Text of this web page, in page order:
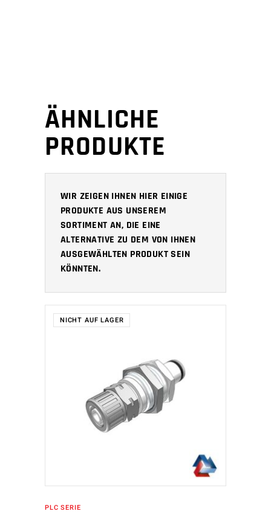
ÄHNLICHE
PRODUKTE
WIR ZEIGEN IHNEN HIER EINIGE
PRODUKTE AUS UNSEREM
SORTIMENT AN, DIE EINE
ALTERNATIVE ZU DEM VON IHNEN
AUSGEWÄHLTEN PRODUKT SEIN
KÖNNTEN.
NICHT AUF LAGER
WEITERLESEN
PLC SERIE